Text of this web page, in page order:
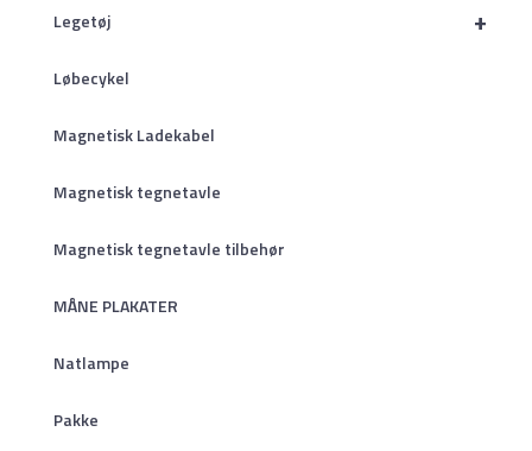
+
Legetøj
Løbecykel
Magnetisk Ladekabel
Magnetisk tegnetavle
Magnetisk tegnetavle tilbehør
MÅNE PLAKATER
Natlampe
Pakke